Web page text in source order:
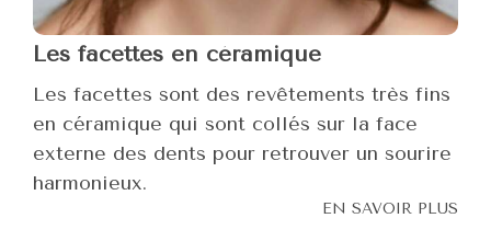
Les facettes en céramique
Les facettes sont des revêtements très fins
en céramique qui sont collés sur la face
externe des dents pour retrouver un sourire
harmonieux.
EN SAVOIR PLUS